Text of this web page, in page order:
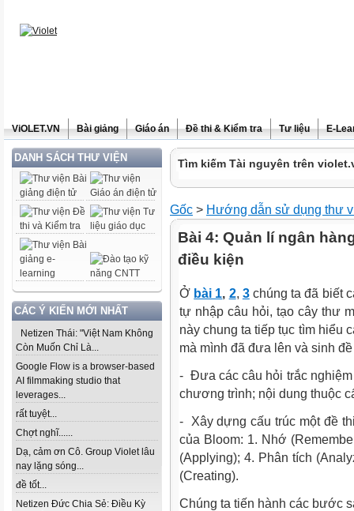
ViOLET.VN Bài giảng Giáo án Đề thi & Kiểm tra Tư liệu E-
DANH SÁCH THƯ VIỆN
CÁC Ý KIẾN MỚI NHẤT
Netizen Thái: "Việt Nam Không
Còn Muốn Chỉ Là...
Google Flow is a browser-based
AI filmmaking studio that
leverages...
rất tuyệt...
Chợt nghĩ......
Dạ, cảm ơn Cô. Group Violet lâu
nay lặng sóng...
đề tốt...
Netizen Đức Chia Sẻ: Điều Kỳ
Tìm kiếm Tài nguyên trên
Gốc > Hướng dẫn sử dụng thư
Bài 4: Quản lí ngân
điều kiện
Ở bài 1, 2, 3chúng ta đã biết
tự nhập câu hỏi, tạo cây thư
này chung ta tiếp tục tìm hiểu
mà mình đã đưa lên và sinh
- Đưa các câu hỏi trắc
chương trình; nội dung thuộc
- Xây dựng cấu trúc một đề
của Bloom: 1. Nhớ
(Applying); 4. Phân tích
(Creating).
Chúng ta tiến hành các bước